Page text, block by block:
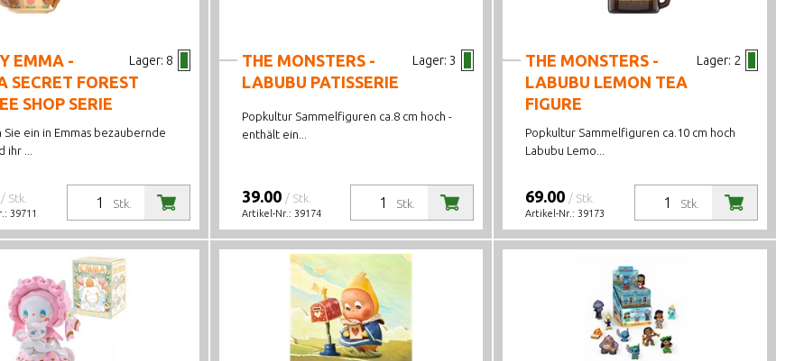
Lager: 8
EMMA -
SECRET FOREST
SHOP SERIE
Sie ein in Emmas bezaubernde
ihr ...
Stk.
/ Stk.
39711
Lager: 3
THE MONSTERS -
LABUBU PATISSERIE
Popkultur Sammelfiguren ca.8 cm hoch -
enthält ein...
Stk.
39.00 / Stk.
Artikel-Nr.: 39174
Lager: 2
THE MONSTERS -
LABUBU LEMON TEA
FIGURE
Popkultur Sammelfiguren ca.10 cm hoch
Labubu Lemo...
Stk.
69.00 / Stk.
Artikel-Nr.: 39173